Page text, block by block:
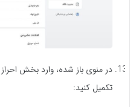
در منوی باز شده، وارد بخش
تکمیل کنید: